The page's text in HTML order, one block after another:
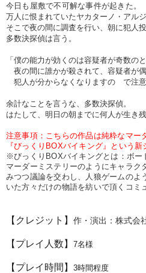
今日も屋敷で不可解な事件が起きた。
万人に恨まれていたヤカターノ・アル
そこで夜の間に調査を行い、朝に犯人
多数決探偵は言う。
「僕の能力が効くのは容疑者が奇数の
夜の間に誰かが殺されて、容疑者が
犯人が分からなくなりますの で注意
余計なことを言うな、多数決探偵。
はたして、明日の朝までに何人が生き
注意事項：こちらの作品は純粋なマー
『びっくりBOXバイキング』という新
※びっくりBOXバイキングとは：ボー
マーダーミステリーのようにキャラク
みつつ議論を交わし、人狼ゲームのよ
いた方々だけの物語を紡いで頂くコミ
【クレジット】 作・演出：株式会
【プレイ人数】 7名様
【プレイ時間】 3時間程度